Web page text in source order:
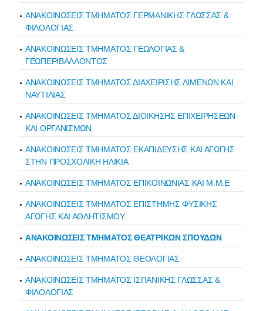
ΑΝΑΚΟΙΝΩΣΕΙΣ ΤΜΗΜΑΤΟΣ ΓΕΡΜΑΝΙΚΗΣ ΓΛΩΣΣΑΣ &
ΦΙΛΟΛΟΓΙΑΣ
ΑΝΑΚΟΙΝΩΣΕΙΣ ΤΜΗΜΑΤΟΣ ΓΕΩΛΟΓΙΑΣ &
ΓΕΩΠΕΡΙΒΑΛΛΟΝΤΟΣ
ΑΝΑΚΟΙΝΩΣΕΙΣ ΤΜΗΜΑΤΟΣ ΔΙΑΧΕΙΡΙΣΗΣ ΛΙΜΕΝΩΝ ΚΑΙ
ΝΑΥΤΙΛΙΑΣ
ΑΝΑΚΟΙΝΩΣΕΙΣ ΤΜΗΜΑΤΟΣ ΔΙΟΙΚΗΣΗΣ ΕΠΙΧΕΙΡΗΣΕΩΝ
ΚΑΙ ΟΡΓΑΝΙΣΜΩΝ
ΑΝΑΚΟΙΝΩΣΕΙΣ ΤΜΗΜΑΤΟΣ ΕΚΑΠΙΔΕΥΣΗΣ ΚΑΙ ΑΓΩΓΗΣ
ΣΤΗΝ ΠΡΟΣΧΟΛΙΚΗ ΗΛΙΚΙΑ
ΑΝΑΚΟΙΝΩΣΕΙΣ ΤΜΗΜΑΤΟΣ ΕΠΙΚΟΙΝΩΝΙΑΣ ΚΑΙ Μ.Μ.Ε
ΑΝΑΚΟΙΝΩΣΕΙΣ ΤΜΗΜΑΤΟΣ ΕΠΙΣΤΗΜΗΣ ΦΥΣΙΚΗΣ
ΑΓΩΓΗΣ ΚΑΙ ΑΘΛΗΤΙΣΜΟΥ
ΑΝΑΚΟΙΝΩΣΕΙΣ ΤΜΗΜΑΤΟΣ ΘΕΑΤΡΙΚΩΝ ΣΠΟΥΔΩΝ
ΑΝΑΚΟΙΝΩΣΕΙΣ ΤΜΗΜΑΤΟΣ ΘΕΟΛΟΓΙΑΣ
ΑΝΑΚΟΙΝΩΣΕΙΣ ΤΜΗΜΑΤΟΣ ΙΣΠΑΝΙΚΗΣ ΓΛΩΣΣΑΣ &
ΦΙΛΟΛΟΓΙΑΣ